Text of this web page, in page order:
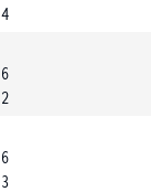
4
6
2
6
3